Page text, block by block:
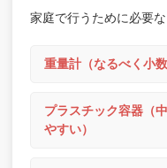
家庭で行うために必要
重量計（なるべく小
プラスチック容器（
やすい）